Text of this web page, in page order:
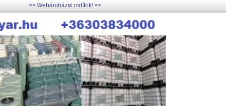
>> Webáruházat indítok! <<